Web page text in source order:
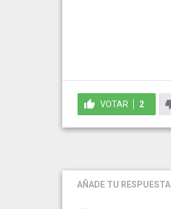
VOTAR 2
AÑADE TU RESPUESTA